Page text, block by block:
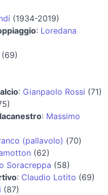
(1934-2019)
: Loredana
(69)
: Gianpaolo Rossi (71)
: Massimo
(pallavolo) (70)
(62)
Soracreppa (58)
: Claudio Lotito (69)
(87)